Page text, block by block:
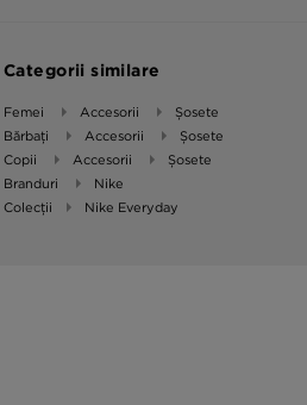
Categorii similare
Femei Accesorii
Șosete
Bărbați
Accesorii
Șosete
Copii
Accesorii
Șosete
Branduri
Nike
Colecții
Nike Everyday